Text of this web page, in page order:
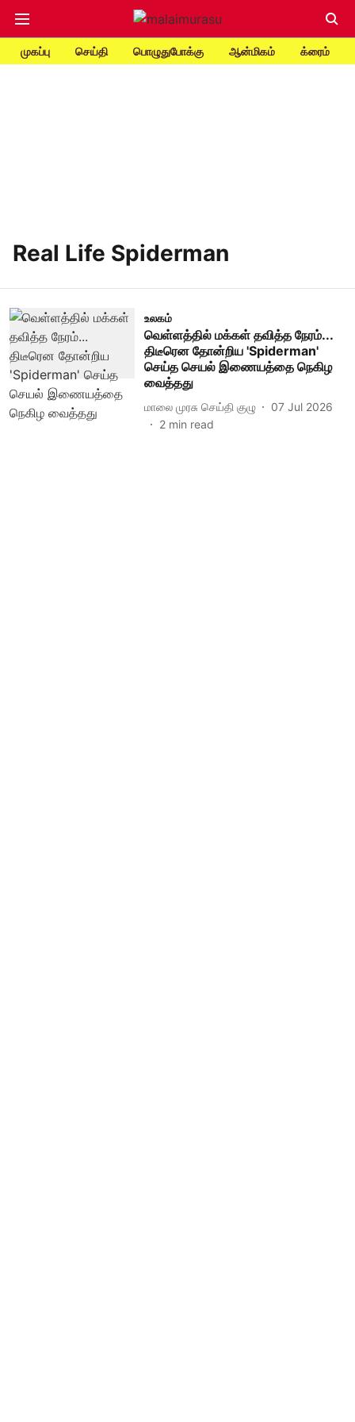
முகப்பு செய்தி பொழுதுபோக்கு ஆன்மிகம் க்ரைம்
Real Life Spiderman
உலகம்
வெள்ளத்தில் மக்கள் தவித்த நேரம்...
திடீரென தோன்றிய 'Spiderman'
செய்த செயல் இணையத்தை நெகிழ
வைத்தது
மாலை முரசு செய்தி குழு
07 Jul 2026
2 min read